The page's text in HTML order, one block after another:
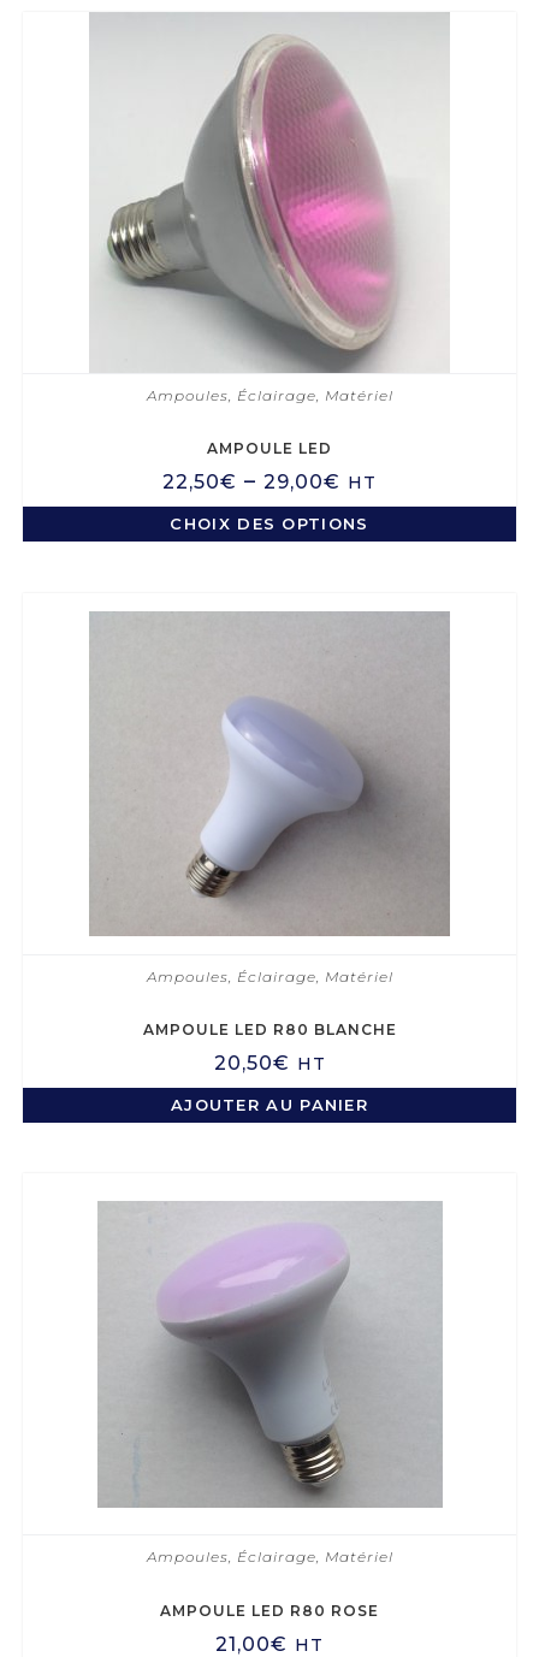
Ampoules, Éclairage, Matériel
AMPOULE LED
22,50€ – 29,00€ HT
CHOIX DES OPTIONS
Ampoules Éclairage Matériel
AMPOULE LED R80 BLANCHE
20,50€ HT
AJOUTER AU PANIER
Ampoules, Éclairage, Matériel
AMPOULE LED R80 ROSE
21,00€ HT